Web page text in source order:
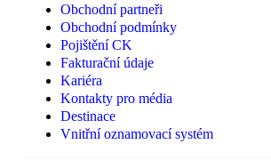
Obchodní partneři
Obchodní podmínky
Pojištění CK
Fakturační údaje
Kariéra
Kontakty pro média
Destinace
Vnitřní oznamovací systém